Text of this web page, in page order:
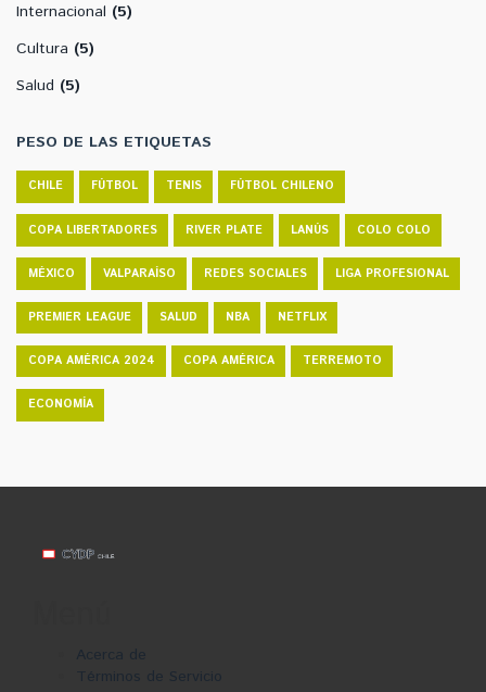
Internacional (5)
Cultura (5)
Salud (5)
PESO DE LAS ETIQUETAS
CHILE FÚTBOL TENIS FÚTBOL CHILENO
COPA LIBERTADORES RIVER PLATE LANÚS COLO COLO
MÉXICO VALPARAÍSO REDES SOCIALES LIGA PROFESIONAL
PREMIER LEAGUE SALUD NBA NETFLIX
COPA AMÉRICA 2024 COPA AMÉRICA TERREMOTO
ECONOMÍA
Acerca de
Términos de Servicio